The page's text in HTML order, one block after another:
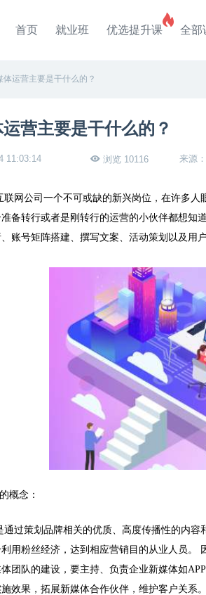
首页 就业班 优选提升课 全部
体运营主要是干什么的？
营主要是干什么的？
11:03:14 浏览 10116 来源
联网公司一个不可或缺的新兴岗位，在许多
备转行或者是刚转行的运营的小伙伴都想
账号矩阵搭建、撰写文案、活动策划以及用
概念：
通过策划品牌相关的优质、高度传播性的内
用粉丝经济，达到相应营销目的从业人员
团队的建设，要主持、负责企业新媒体如APP
效果，拓展新媒体合作伙伴，维护客户关系